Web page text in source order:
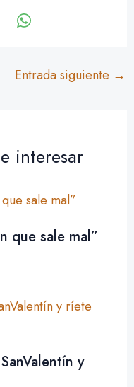
Entrada siguiente →
interesar
que sale mal”
y